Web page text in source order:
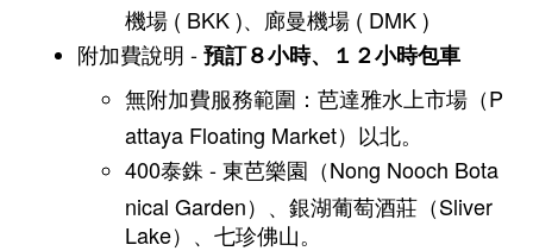
機場 ( BKK )、廊曼機場 ( DMK )
附加費說明 -預訂８小時、１２小時包車
​無附加費服務範圍：芭達雅水上市場（P
attaya Floating Market）以北。
400泰銖 - 東芭樂園（Nong Nooch Bota
nical Garden）、銀湖葡萄酒莊（Sliver
Lake）、七珍佛山。